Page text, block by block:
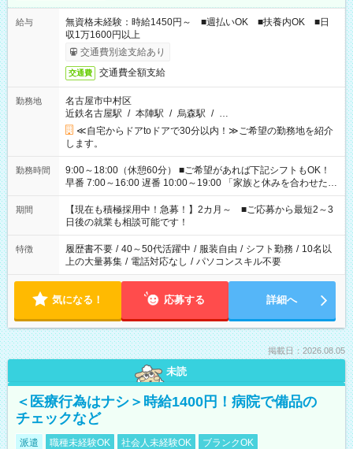
給与
無資格未経験：時給1450円～ ■週払いOK ■扶養内OK ■日
収1万1600円以上
交通費別途支給あり
交通費 交通費全額支給
勤務地
名古屋市中村区
近鉄名古屋駅 / 本陣駅 / 烏森駅 / …
≪自宅からドアtoドアで30分以内！≫ご希望の勤務地を紹介
します。
勤務時間
9:00～18:00（休憩60分） ■ご希望があれば下記シフトもOK！
早番 7:00～16:00 遅番 10:00～19:00 「家族と休みを合わせた
い」 「余裕を持って夕飯の準備がしたい」 「できれば残業はし
たくない」 など、ご希望を教えてくださいね。 ※Wワーク希望
の方へ 今ご覧のお仕事で希望する勤務時間と、もう1つのお仕事
の勤務時間。 合計で週40時間を超える場合は応募できません。
期間
【現在も積極採用中！急募！】2カ月～ ■ご応募から最短2～3
日後の就業も相談可能です！
特徴 履歴書不要 / 40～50代活躍中 / 服装自由 / シフト勤務 / 10名以
上の大量募集 / 電話対応なし / パソコンスキル不要
気になる！ 応募する 詳細へ
掲載日：2026.08.05
未読
＜医療行為はナシ＞時給1400円！病院で備品の
チェックなど
派遣 職種未経験OK 社会人未経験OK
ブランクOK